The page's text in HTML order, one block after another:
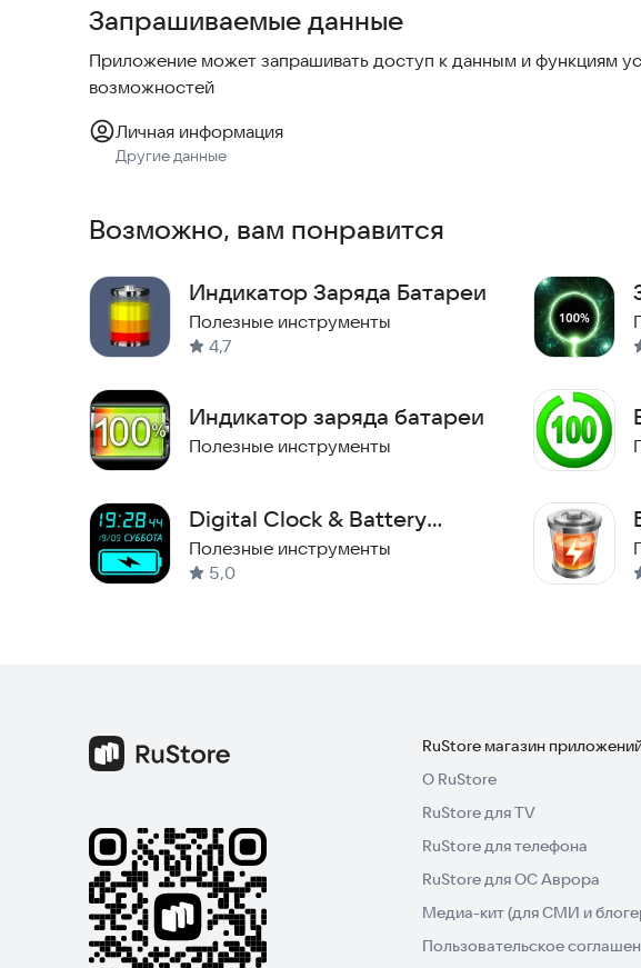
- Напряжение
- Рабочее состояние
- Технология
Следите за обновлениями и новостями проекта через
Запрашиваемые данные
Приложение может запрашивать доступ к данным и функциям
возможностей
Личная информация
Другие данные
Возможно, вам понравится
Индикатор Заряда Батареи
Полезные инструменты
4,7
Индикатор заряда батареи
Полезные инструменты
Digital Clock & Battery
Charge
Полезные инструменты
5,0
RuStore магазин
О RuStore
RuStore для TV
RuStore для телефона
RuStore для ОС Аврора
Медиа-кит (для СМИ и
Пользовательское